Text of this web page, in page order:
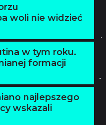
woli nie widzieć
w tym roku.
formacji
najlepszego
wskazali